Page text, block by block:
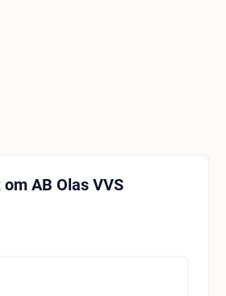
AB Olas VVS